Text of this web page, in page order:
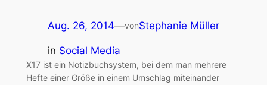
Aug. 26, 2014—vonStephanie Müller
in Social Media
X17 ist ein Notizbuchsystem, bei dem man mehrere
Hefte einer Größe in einem Umschlag miteinander